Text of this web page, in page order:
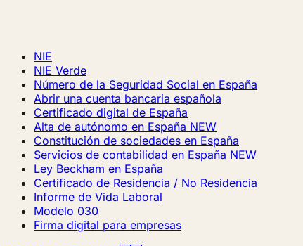
NIE
NIE Verde
Número de la Seguridad Social en España
Abrir una cuenta bancaria española
Certificado digital de España
Alta de autónomo en España NEW
Constitución de sociedades en España
Servicios de contabilidad en España NEW
Ley Beckham en España
Certificado de Residencia / No Residencia
Informe de Vida Laboral
Modelo 030
Firma digital para empresas